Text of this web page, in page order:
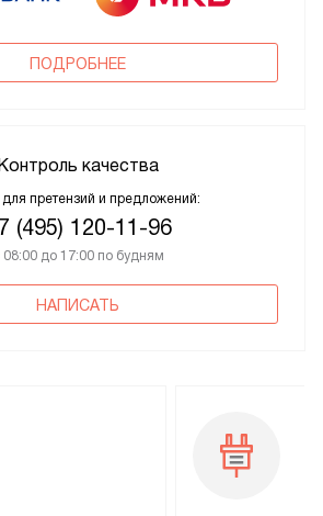
ПОДРОБНЕЕ
Контроль качества
претензий и предложений:
(495) 120-11-96
08:00 до 17:00 по будням
НАПИСАТЬ